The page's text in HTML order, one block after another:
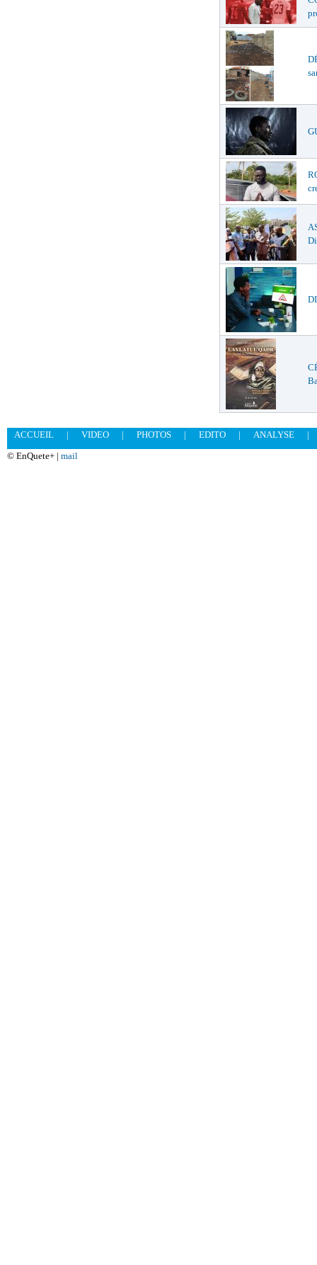
ACCUEIL | VIDEO | PHOTOS | EDITO | ANALYSE
|
© EnQuete+ | mail